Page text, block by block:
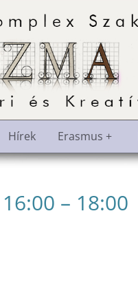
Hírek Erasmus +
– 18:00